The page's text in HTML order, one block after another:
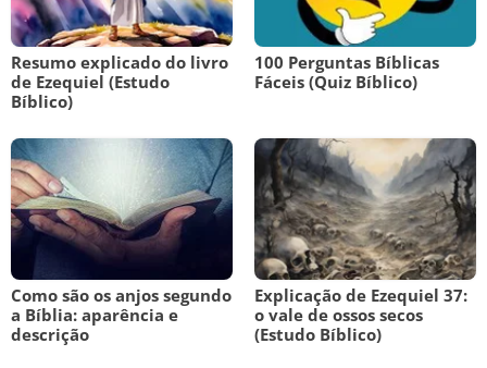
Resumo explicado do livro
de Ezequiel (Estudo
Bíblico)
100 Perguntas Bíblicas
Fáceis (Quiz Bíblico)
Como são os anjos segundo
a Bíblia: aparência e
descrição
Explicação de Ezequiel 37:
o vale de ossos secos
(Estudo Bíblico)